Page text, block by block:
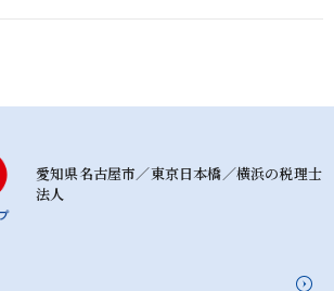
愛知県名古屋市／東京日本橋／横浜の税理士
法人